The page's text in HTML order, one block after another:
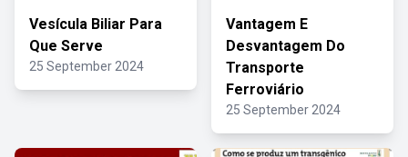
Vesícula Biliar Para
Que Serve
25 September 2024
Vantagem E
Desvantagem Do
Transporte
Ferroviário
25 September 2024